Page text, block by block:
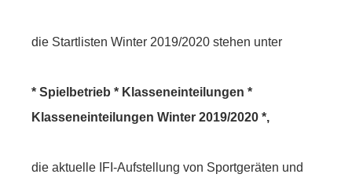
die Startlisten Winter 2019/2020 stehen unter
* Spielbetrieb * Klasseneinteilungen *
Klasseneinteilungen Winter 2019/2020 *,
die aktuelle IFI-Aufstellung von Sportgeräten und